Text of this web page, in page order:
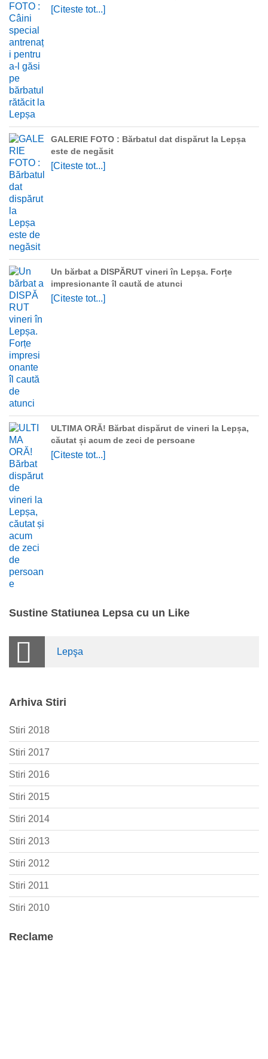
[Citeste tot...]
GALERIE FOTO : Bărbatul dat dispărut la Lepșa
este de negăsit
[Citeste tot...]
Un bărbat a DISPĂRUT vineri în Lepșa. Forțe
impresionante îl caută de atunci
[Citeste tot...]
ULTIMA ORĂ! Bărbat dispărut de vineri la Lepșa,
căutat și acum de zeci de persoane
[Citeste tot...]
Sustine Statiunea Lepsa cu un Like
Lepşa
Arhiva Stiri
Stiri 2018
Stiri 2017
Stiri 2016
Stiri 2015
Stiri 2014
Stiri 2013
Stiri 2012
Stiri 2011
Stiri 2010
Reclame